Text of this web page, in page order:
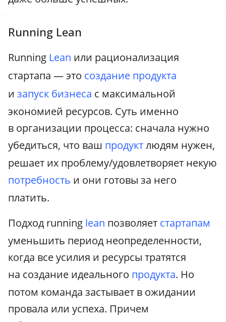
Running Lean
Running Lean или рационализация
стартапа — это создание продукта
и запуск бизнеса с максимальной
экономией ресурсов. Суть именно
в организации процесса: сначала нужно
убедиться, что ваш продуктлюдям нужен,
решает их проблему/удовлетворяет некую
потребность и они готовы за него
платить.
Подход running lean позволяет стартапам
уменьшить период неопределенности,
когда все усилия и ресурсы тратятся
на создание идеального продукта. Но
потом команда застывает в ожидании
провала или успеха. Причем